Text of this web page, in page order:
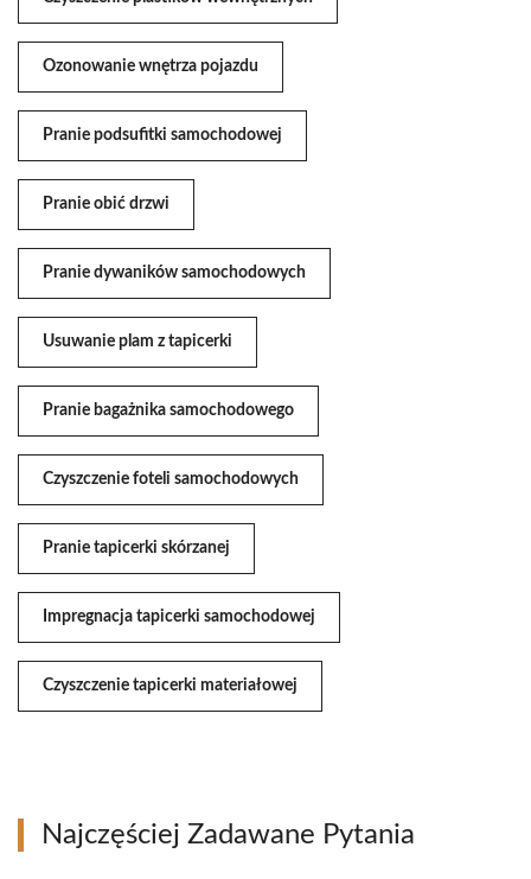
Ozonowanie wnętrza pojazdu
Pranie podsufitki samochodowej
Pranie obić drzwi
Pranie dywaników samochodowych
Usuwanie plam z tapicerki
Pranie bagażnika samochodowego
Czyszczenie foteli samochodowych
Pranie tapicerki skórzanej
Impregnacja tapicerki samochodowej
Czyszczenie tapicerki materiałowej
Najczęściej Zadawane Pytania